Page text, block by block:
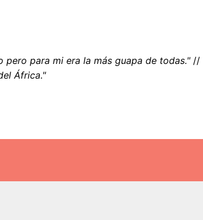
pero para mi era la más guapa de todas."//
África."